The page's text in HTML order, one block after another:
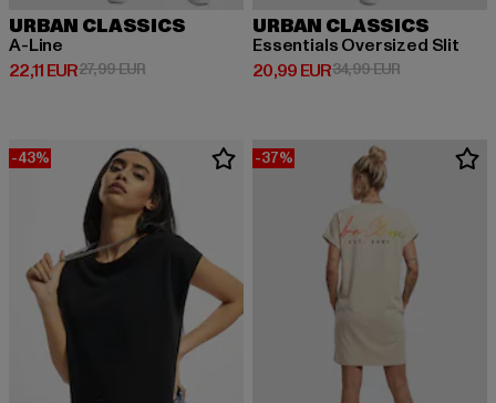
URBAN CLASSICS
A-Line
22,11 EUR
Derzeitiger Preis: 22,11 EUR
27,99 EURAktionspreis: 27,99 EUR
URBAN CLASSICS
Essentials Oversized Slit
20,99 EUR
Derzeitiger Preis: 20,99 EUR
34,99 EURAktionspreis:
-43% -37%